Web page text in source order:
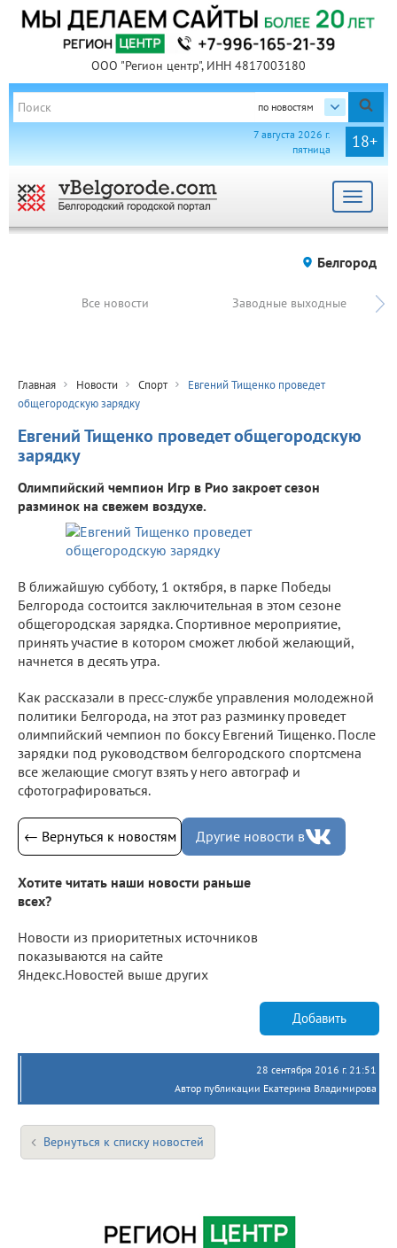
ООО "Регион центр", ИНН 4817003180
по новостям
18+
7 августа 2026 г.
пятница
Toggle
Белгород
Все новости Заводные выходные
Главная Новости Спорт
Евгений Тищенко проведет
общегородскую зарядку
Евгений Тищенко проведет общегородскую
зарядку
Олимпийский чемпион Игр в Рио закроет сезон
разминок на свежем воздухе.
В ближайшую субботу, 1 октября, в парке Победы
Белгорода состоится заключительная в этом сезоне
общегородская зарядка. Спортивное мероприятие,
принять участие в котором сможет любой желающий,
начнется в десять утра.
Как рассказали в пресс-службе управления молодежной
политики Белгорода, на этот раз разминку проведет
олимпийский чемпион по боксу Евгений Тищенко. После
зарядки под руководством белгородского спортсмена
все желающие смогут взять у него автограф и
сфотографироваться.
← Вернуться к новостям Другие новости в
Хотите читать наши новости раньше
всех?
Новости из приоритетных источников
показываются на сайте
Яндекс.Новостей выше других
Добавить
28 сентября 2016 г. 21:51
Автор публикации Екатерина Владимирова
Вернуться к списку новостей